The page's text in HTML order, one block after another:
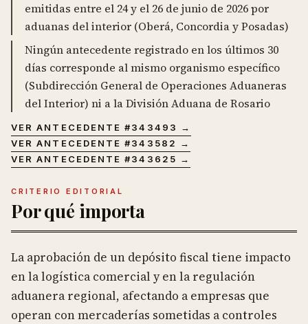
emitidas entre el 24 y el 26 de junio de 2026 por
aduanas del interior (Oberá, Concordia y Posadas)
Ningún antecedente registrado en los últimos 30
días corresponde al mismo organismo específico
(Subdirección General de Operaciones Aduaneras
del Interior) ni a la División Aduana de Rosario
VER ANTECEDENTE #343493
→
VER ANTECEDENTE #343582
→
VER ANTECEDENTE #343625 →
CRITERIO EDITORIAL
Por qué importa
La aprobación de un depósito fiscal tiene impacto
en la logística comercial y en la regulación
aduanera regional, afectando a empresas que
operan con mercaderías sometidas a controles